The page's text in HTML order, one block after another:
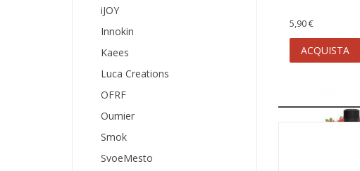
iJOY
Innokin
Kaees
Luca Creations
OFRF
Oumier
Smok
SvoeMesto
5,90 €
ACQUISTA